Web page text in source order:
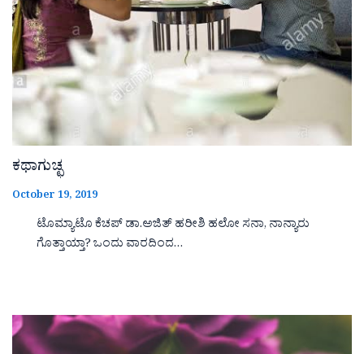
ಕಥಾಗುಚ್ಛ
October 19, 2019
ಟೊಮ್ಯಾಟೊ ಕೆಚಪ್ ಡಾ.ಅಜಿತ್ ಹರೀಶಿ ಹಲೋ ಸನಾ, ನಾನ್ಯಾರು
ಗೊತ್ತಾಯ್ತಾ? ಒಂದು ವಾರದಿಂದ…